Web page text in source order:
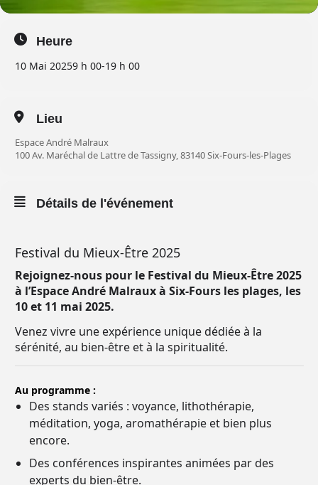
Heure
10 Mai 20259 h 00-19 h 00
Lieu
Espace André Malraux
100 Av. Maréchal de Lattre de Tassigny, 83140 Six-Fours-les-Plages
Détails de l'événement
Festival du Mieux-Être 2025
Rejoignez-nous pour le Festival du Mieux-Être 2025
à l’Espace André Malraux à Six-Fours les plages, les
10 et 11 mai 2025.
Venez vivre une expérience unique dédiée à la
sérénité, au bien-être et à la spiritualité.
Au programme :
Des stands variés : voyance, lithothérapie,
méditation, yoga, aromathérapie et bien plus
encore.
Des conférences inspirantes animées par des
experts du bien-être.